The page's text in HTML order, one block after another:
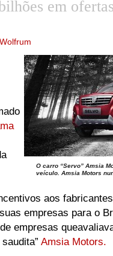
em
O carro “Servo” Amsia
veículo. Amsia Motors
aos
empresas para o
empresas
Amsia Motors.